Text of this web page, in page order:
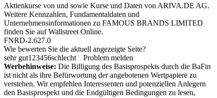
Aktienkurse von und sowie Kurse und Daten von ARIVA.DE AG.
Weitere Kennzahlen, Fundamentaldaten und
Unternehmensinformationen zu FAMOUS BRANDS LIMITED
finden Sie aufWallstreet Online.
FNRD-2.627.0
Wie bewerten Sie die aktuell angezeigte Seite?
sehr gut1 23456schlecht
Problem melden
Werbehinweise: Die Billigung des Basisprospekts durch die BaFin
ist nicht als ihre Befürwortung der angebotenen Wertpapiere zu
verstehen. Wir empfehlen Interessenten und potenziellen Anlegern
den Basisprospekt und die Endgültigen Bedingungen zu lesen,